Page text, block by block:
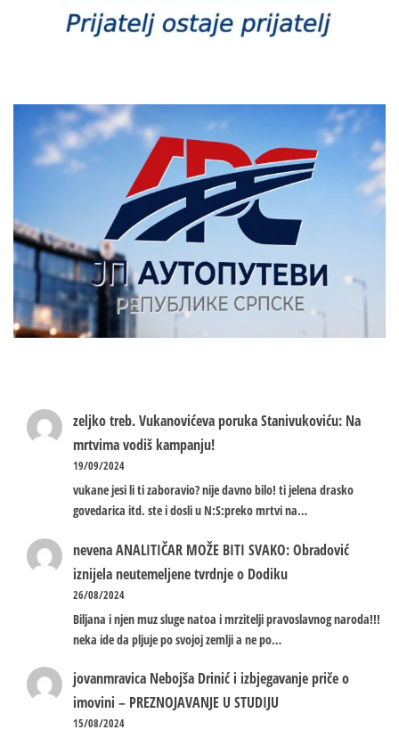
zeljko treb.Vukanovićeva poruka Stanivukoviću: Na
mrtvima vodiš kampanju!
19/09/2024
vukane jesi li ti zaboravio? nije davno bilo! ti jelena drasko
govedarica itd. ste i dosli u N:S:preko mrtvi na…
nevenaANALITIČAR MOŽE BITI SVAKO: Obradović
iznijela neutemeljene tvrdnje o Dodiku
26/08/2024
Biljana i njen muz sluge natoa i mrzitelji pravoslavnog naroda!!!
neka ide da pljuje po svojoj zemlji a ne po…
jovanmravica Nebojša Drinić i izbjegavanje priče o
imovini – PREZNOJAVANJE U STUDIJU
15/08/2024